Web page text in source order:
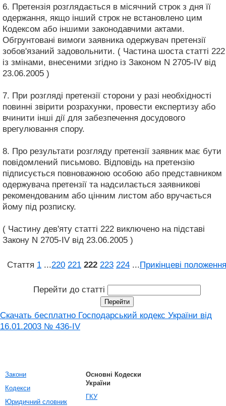
6. Претензія розглядається в місячний строк з дня її
одержання, якщо інший строк не встановлено цим
Кодексом або іншими законодавчими актами.
Обгрунтовані вимоги заявника одержувач претензії
зобов'язаний задовольнити. ( Частина шоста статті 222
із змінами, внесеними згідно із Законом N 2705-IV від
23.06.2005 )
7. При розгляді претензії сторони у разі необхідності
повинні звірити розрахунки, провести експертизу або
вчинити інші дії для забезпечення досудового
врегулювання спору.
8. Про результати розгляду претензії заявник має бути
повідомлений письмово. Відповідь на претензію
підписується повноважною особою або представником
одержувача претензії та надсилається заявникові
рекомендованим або цінним листом або вручається
йому під розписку.
( Частину дев'яту статті 222 виключено на підставі
Закону N 2705-IV від 23.06.2005 )
Стаття 1 ...220 221 222 223 224 ...Прикінцеві положення
Перейти до статті
Скачать бесплатно Господарський кодекс України від
16.01.2003 № 436-IV
Закони
Кодекси
Юридичний словник
Основні Кодески
України
ГКУ